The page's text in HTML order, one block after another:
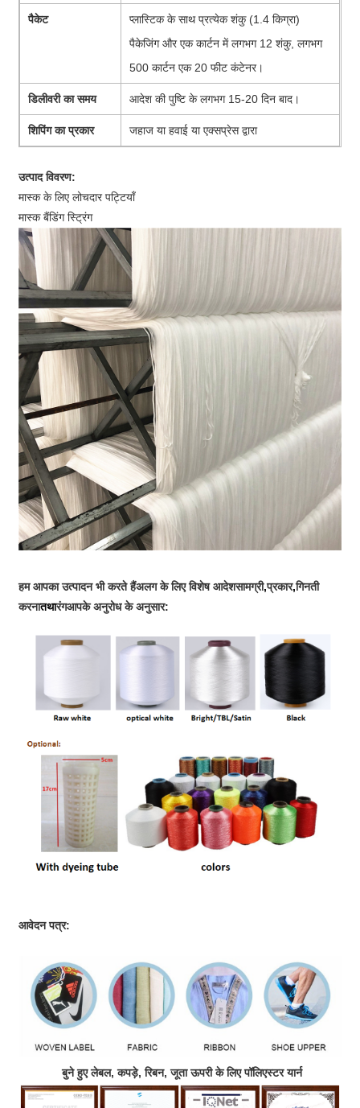
पैकेट
प्लास्टिक के साथ प्रत्येक शंकु (1.4 किग्रा)
पैकेजिंग और एक कार्टन में लगभग 12 शंकु, लगभग
500 कार्टन एक 20 फीट कंटेनर।
डिलीवरी का समय आदेश की पुष्टि के लगभग 15-20 दिन बाद।
शिपिंग का प्रकार जहाज या हवाई या एक्सप्रेस द्वारा
उत्पाद विवरण:
मास्क के लिए लोचदार पट्टियाँ
मास्क बैंडिंग स्ट्रिंग
हम आपका उत्पादन भी करते हैंअलग के लिए विशेष आदेशसामग्री,प्रकार,गिनती
करनातथारंगआपके अनुरोध के अनुसार:
आवेदन पत्र:
बुने हुए लेबल, कपड़े, रिबन, जूता ऊपरी के लिए पॉलिएस्टर यार्न